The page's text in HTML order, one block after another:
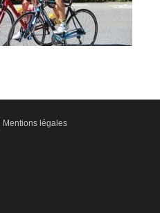
Mentions légales